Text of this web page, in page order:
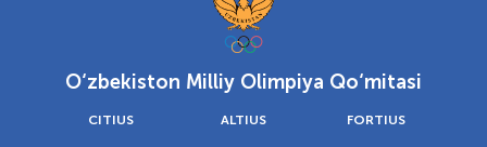
O‘zbekiston Milliy Olimpiya Qo‘mitasi
CITIUS ALTIUS FORTIUS